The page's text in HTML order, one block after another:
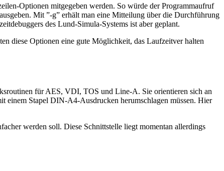
Optionen mitgegeben werden. So würde der Programmaufruf
Mit ”-g” erhält man eine Mitteilung über die Durchführung
des Lund-Simula-Systems ist aber geplant.
diese Optionen eine gute Möglichkeit, das Laufzeitver halten
für AES, VDI, TOS und Line-A. Sie orientieren sich an
einem Stapel DIN-A4-Ausdrucken herumschlagen müssen. Hier
werden soll. Diese Schnittstelle liegt momentan allerdings